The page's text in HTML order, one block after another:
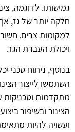
גמישותו. לדוגמה,
חלקה יותר של גז,
למקומות צרים.
ויכולת העברת הגז.
בנוסף, ניתוח טכני
השתמשו לייצור
מתקדמות וטכניקות
הצינור ובשיפור
ועשויה להיות